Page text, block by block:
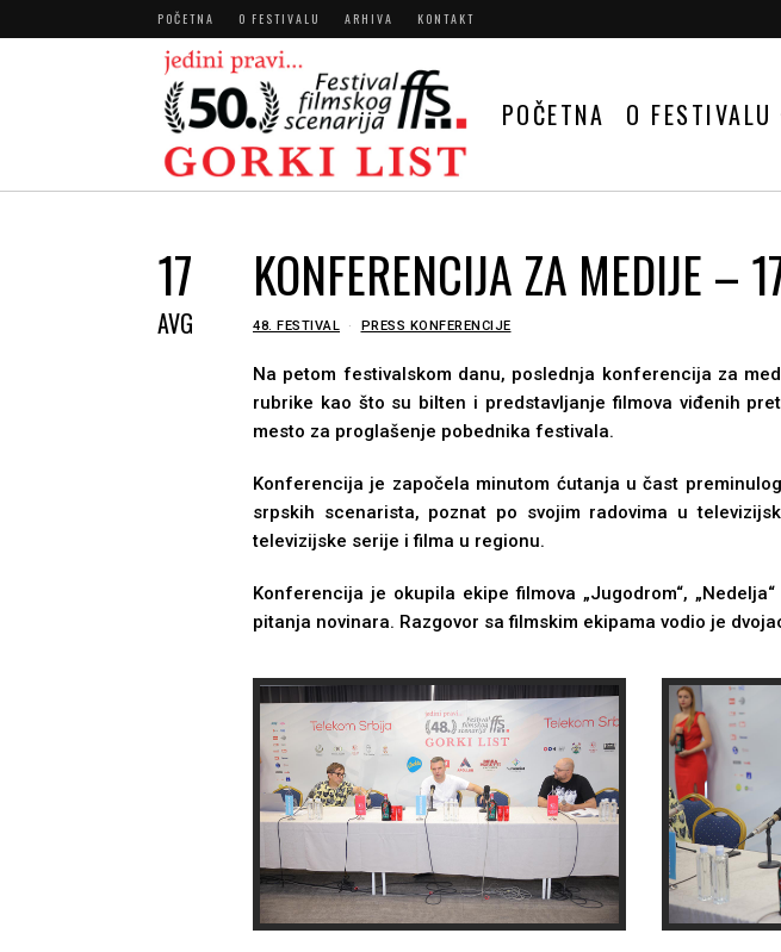
POČETNA O FESTIVALU ARHIVA KONTAKT
POČETNA O FESTIVALU
17
AVG
KONFERENCIJA ZA MEDIJE –
IN
48. FESTIVAL PRESS KONFERENCIJE
Na petom festivalskom danu, poslednja konferencija za
rubrike kao što su bilten i predstavlјanje filmova viđenih
mesto za proglašenje pobednika festivala.
Konferencija je započela minutom ćutanja u čast
srpskih scenarista, poznat po svojim radovima u
televizijske serije i filma u regionu.
Konferencija je okupila ekipe filmova „Jugodrom“,
pitanja novinara. Razgovor sa filmskim ekipama vodio je